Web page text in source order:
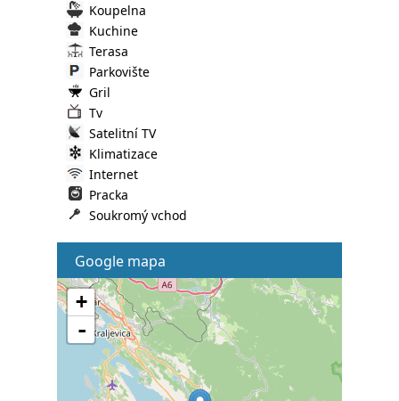
Koupelna
Kuchine
Terasa
Parkovište
Gril
Tv
Satelitní TV
Klimatizace
Internet
Pracka
Soukromý vchod
Google mapa